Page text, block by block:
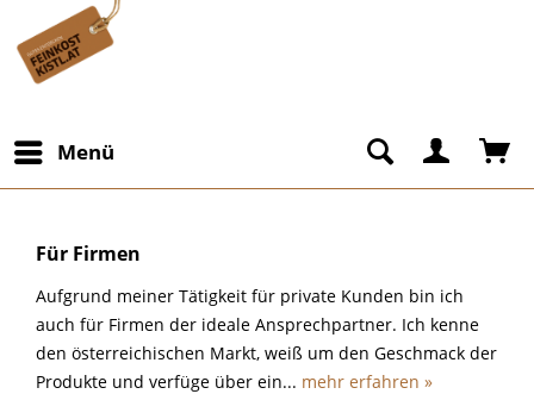
Menü
Für Firmen
Aufgrund meiner Tätigkeit für private Kunden bin ich
auch für Firmen der ideale Ansprechpartner. Ich kenne
den österreichischen Markt, weiß um den Geschmack der
Produkte und verfüge über ein... mehr erfahren »